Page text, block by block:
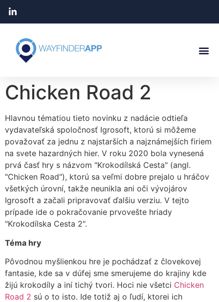
Chicken Road 2
Hlavnou tématiou tieto novinku z nadácie odtieľa
vydavateľská spoločnosť Igrosoft, ktorú si môžeme
považovať za jednu z najstarších a najznámejších firiem
na svete hazardných hier. V roku 2020 bola vynesená
prvá časť hry s názvom "Krokodílská Cesta" (angl.
"Chicken Road"), ktorú sa veľmi dobre prejalo u hráčov
všetkých úrovní, takže neunikla ani oči vývojárov
Igrosoft a začali pripravovať ďalšiu verziu. V tejto
prípade ide o pokračovanie prvovešte hriady
"Krokodílska Cesta 2".
Téma hry
Pôvodnou myšlienkou hre je pochádzať z človekovej
fantasie, kde sa v dúfej sme smerujeme do krajiny kde
žijú krokodíly a iní tichý tvori. Hoci nie všetci Chicken
Road 2 sú o to isto. Ide totiž aj o ľudí, ktorei ich